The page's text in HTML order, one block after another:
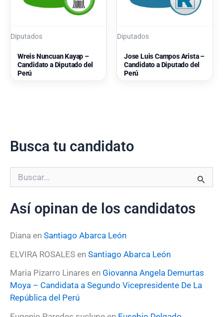
Diputados
Wreis Nuncuan Kayap –
Candidato a Diputado del
Perú
Diputados
Jose Luis Campos Arista –
Candidato a Diputado del
Perú
Busca tu candidato
u
c
p
r
:
Así opinan de los candidatos
Diana en Santiago Abarca León
ELVIRA ROSALES en Santiago Abarca León
Maria Pizarro Linares en Giovanna Angela Demurtas
Moya – Candidata a Segundo Vicepresidente De La
República del Perú